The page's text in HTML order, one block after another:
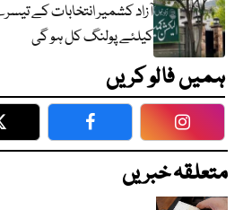
کیلئے پولنگ کل ہو گی
ہمیں فالو کریں
Twitter Facebook
متعلقہ خبریں